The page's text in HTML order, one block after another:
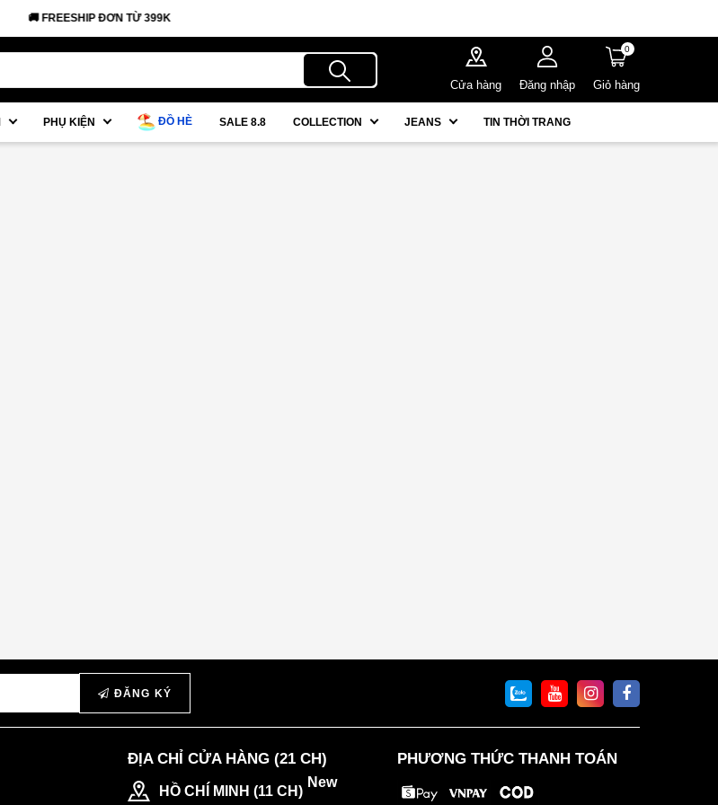
🚚 FREESHIP ĐƠN TỪ 399K
Cửa hàng Đăng nhập
0
Giỏ hàng
PHỤ KIỆN ĐỒ HÈ SALE 8.8 COLLECTION JEANS TIN THỜI TRANG
ĐĂNG KÝ
ĐỊA CHỈ CỬA HÀNG (21 CH)
HỒ CHÍ MINH (11 CH)
New
PHƯƠNG THỨC THANH TOÁN